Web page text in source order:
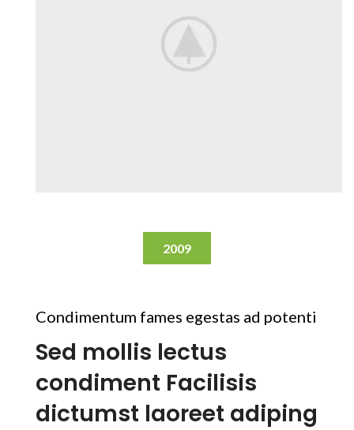
2009
Condimentum fames egestas ad potenti
Sed mollis lectus
condiment Facilisis
dictumst laoreet adiping